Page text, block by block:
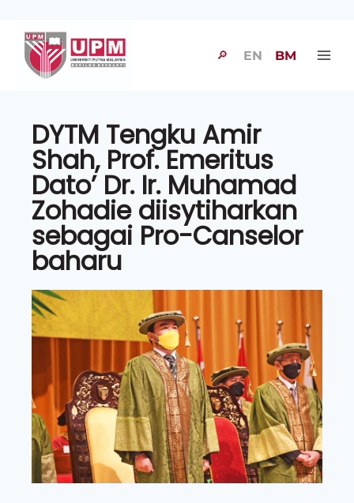
🔎 EN BM
DYTM Tengku Amir
Shah, Prof. Emeritus
Dato’ Dr. Ir. Muhamad
Zohadie diisytiharkan
sebagai Pro-Canselor
baharu